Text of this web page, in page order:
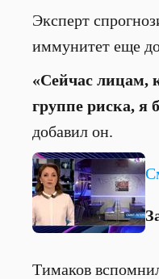
Эксперт
иммунитет еще
«Сейчас лицам,
группе риска, я
добавил он.
Тимаков